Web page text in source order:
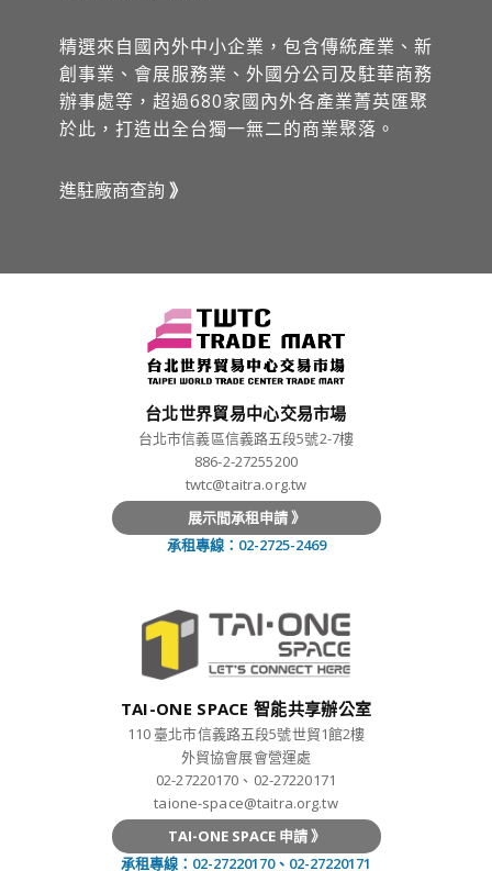
精選來自國內外中小企業，包含傳統產業、新
創事業、會展服務業、外國分公司及駐華商務
辦事處等，超過680家國內外各產業菁英匯聚
於此，打造出全台獨一無二的商業聚落。
進駐廠商查詢 》
台北世界貿易中心交易市場
台北市信義區信義路五段5號2-7樓
886-2-27255200
twtc@taitra.org.tw
展示間承租申請 》
承租專線：02-2725-2469
TAI-ONE SPACE 智能共享辦公室
110 臺北市信義路五段5號世貿1館2樓
外貿協會展會營運處
02-27220170、02-27220171
taione-space@taitra.org.tw
TAI-ONE SPACE 申請 》
承租專線：02-27220170、02-27220171